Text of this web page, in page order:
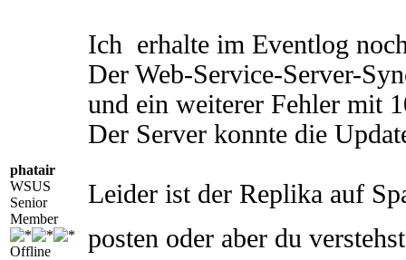
phatair
WSUS
Senior
Member
Offline
Ich erhalte im Eventlog
Der Web-Service-Server-
und ein weiterer Fehler mit
Der Server konnte die
Leider ist der Replika auf
posten oder aber du